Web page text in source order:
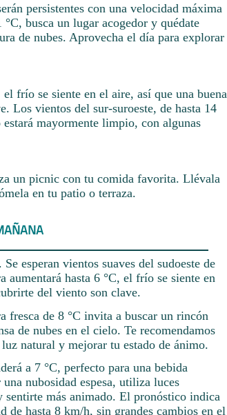
persistentes con una velocidad máxima
busca un lugar acogedor y quédate
de nubes. Aprovecha el día para explorar
frío se siente en el aire, así que una buena
Los vientos del sur-suroeste, de hasta 14
mayormente limpio, con algunas
un picnic con tu comida favorita. Llévala
en tu patio o terraza.
esperan vientos suaves del sudoeste de
aumentará hasta 6 °C, el frío se siente en
del viento son clave.
fresca de 8 °C invita a buscar un rincón
de nubes en el cielo. Te recomendamos
natural y mejorar tu estado de ánimo.
a 7 °C, perfecto para una bebida
nubosidad espesa, utiliza luces
más animado. El pronóstico indica
de hasta 8 km/h, sin grandes cambios en el